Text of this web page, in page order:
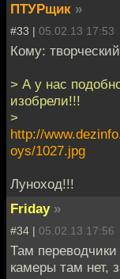
ПТУРщик »
#33 | 05.02.13 17:53
Кому:
> А у нас
изобрели!!!
>
http://
oys/1027.jpg
Луноход!!!
Friday »
#34 | 05.02.13 17:56
Там переводчики
камеры там нет,